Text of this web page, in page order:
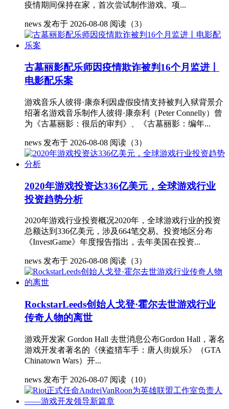
疫情期间保持在家，首次尝试制作游戏。项...
news 发布于 2026-08-08 阅读（3）
古墓丽影配乐师因疫情欺诈被判16个月监进丨
电影配乐案
游戏音乐人彼得·康奈利因虚假疫情支持被判入狱背景介
绍著名游戏音乐制作人彼得·康奈利（Peter Connelly）曾
为《古墓丽影：很后的审判》、《古墓丽影：编年...
news 发布于 2026-08-08 阅读（3）
2020年游戏投资达336亿美元，全球游戏行业
投资趋势分析
2020年游戏行业投资概况2020年，全球游戏行业的投资
总额达到336亿美元，涉及664笔交易。投资地区分布
《InvestGame》年度报告指出，去年美国在投资...
news 发布于 2026-08-08 阅读（3）
RockstarLeeds创始人戈登·霍尔去世游戏行业
传奇人物的离世
游戏开发家 Gordon Hall 去世消息公布Gordon Hall，著名
游戏开发者著名的《侠盗猎车手：唐人街娱乐》（GTA
Chinatown Wars）开...
news 发布于 2026-08-07 阅读（10）